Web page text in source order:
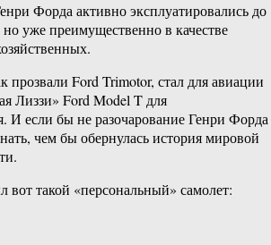
Форда активно эксплуатировались до
уже преимущественно в качестве
прозвали Ford Trimotor, стал для авиации
Лиззи» Ford Model T для
И если бы не разочарование Генри Форда
чем бы обернулась история мировой
такой «персональный» самолет: